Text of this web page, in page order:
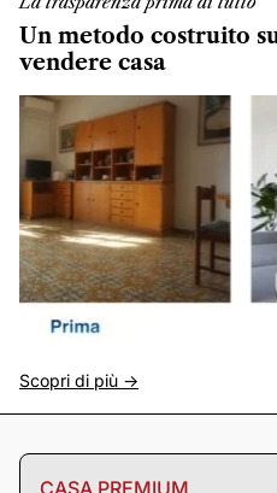
Un metodo costruito
vendere casa
Scopri di più ->
CASA PREMIUM